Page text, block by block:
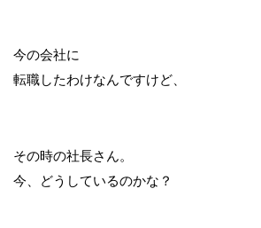
今の会社に
転職したわけなんですけど、
その時の社長さん。
今、どうしているのかな？